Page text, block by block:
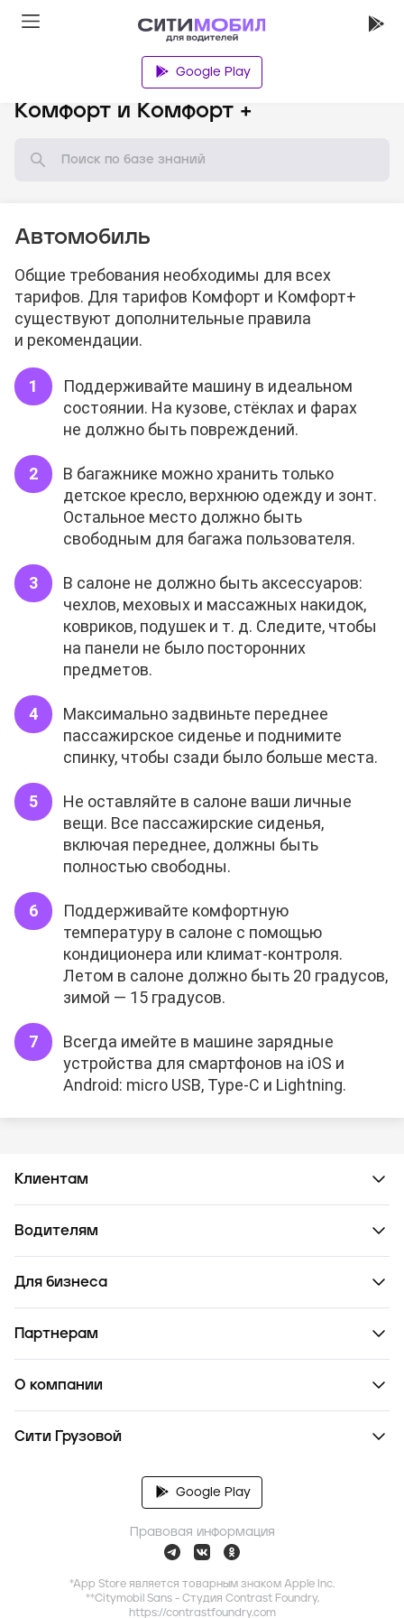
Google Play
Комфорт и Комфорт +
Автомобиль
Общие требования необходимы для всех
тарифов. Для тарифов Комфорт и Комфорт+
существуют дополнительные правила
и рекомендации.
Поддерживайте машину в идеальном
состоянии. На кузове, стёклах и фарах
не должно быть повреждений.
В багажнике можно хранить только
детское кресло, верхнюю одежду и зонт.
Остальное место должно быть
свободным для багажа пользователя.
В салоне не должно быть аксессуаров:
чехлов, меховых и массажных накидок,
ковриков, подушек и т. д. Следите, чтобы
на панели не было посторонних
предметов.
Максимально задвиньте переднее
пассажирское сиденье и поднимите
спинку, чтобы сзади было больше места.
Не оставляйте в салоне ваши личные
вещи. Все пассажирские сиденья,
включая переднее, должны быть
полностью свободны.
Поддерживайте комфортную
температуру в салоне с помощью
кондиционера или климат-контроля.
Летом в салоне должно быть 20 градусов,
зимой — 15 градусов.
Всегда имейте в машине зарядные
устройства для смартфонов на iOS и
Android: micro USB, Type-C и Lightning.
Клиентам
Водителям
Для бизнеса
Партнерам
О компании
Сити Грузовой
Google Play
Правовая информация
*App Store является товарным знаком Apple Inc.
**Citymobil Sans - Студия Contrast Foundry,
https://contrastfoundry.com